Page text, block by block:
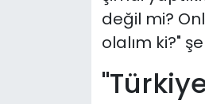
değil mi?
olalım ki?"